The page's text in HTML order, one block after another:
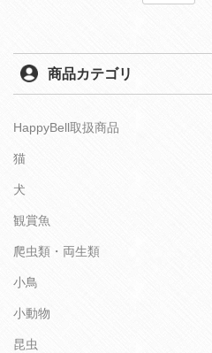
商品カテゴリ
HappyBell取扱商品
猫
犬
観賞魚
爬虫類・両生類
小鳥
小動物
昆虫